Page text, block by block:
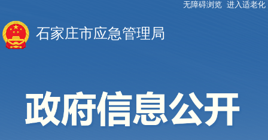
无障碍浏览 进入适老化
石家庄市应急管理局